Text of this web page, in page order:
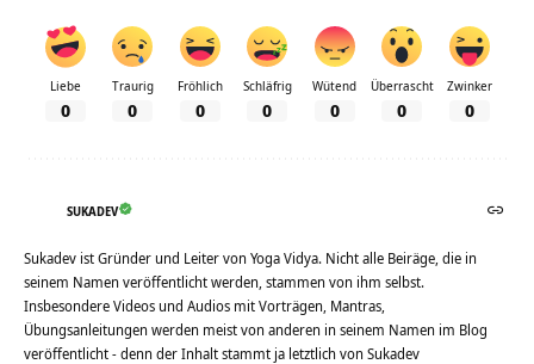
Liebe
0
Traurig
0
Fröhlich
0
Schläfrig
0
Wütend
0
Überrascht
0
Zwinker
0
SUKADEV
Sukadev ist Gründer und Leiter von Yoga Vidya. Nicht alle Beiräge, die in
seinem Namen veröffentlicht werden, stammen von ihm selbst.
Insbesondere Videos und Audios mit Vorträgen, Mantras,
Übungsanleitungen werden meist von anderen in seinem Namen im Blog
veröffentlicht - denn der Inhalt stammt ja letztlich von Sukadev